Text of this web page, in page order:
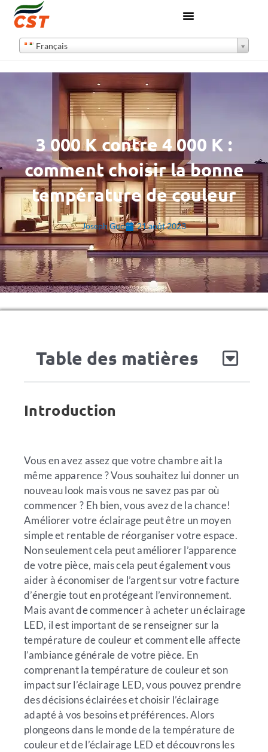
Français
3 000 K contre 4 000 K :
comment choisir la bonne
température de couleur
Joseph Guo 21 août 2023
Table des matières
Introduction
Vous en avez assez que votre chambre ait la
même apparence ? Vous souhaitez lui donner un
nouveau look mais vous ne savez pas par où
commencer ? Eh bien, vous avez de la chance!
Améliorer votre éclairage peut être un moyen
simple et rentable de réorganiser votre espace.
Non seulement cela peut améliorer l’apparence
de votre pièce, mais cela peut également vous
aider à économiser de l’argent sur votre facture
d’énergie tout en protégeant l’environnement.
Mais avant de commencer à acheter un éclairage
LED, il est important de se renseigner sur la
température de couleur et comment elle affecte
l’ambiance générale de votre pièce. En
comprenant la température de couleur et son
impact sur l’éclairage LED, vous pouvez prendre
des décisions éclairées et choisir l’éclairage
adapté à vos besoins et préférences. Alors
plongeons dans le monde de la température de
couleur et de l’éclairage LED et découvrons les